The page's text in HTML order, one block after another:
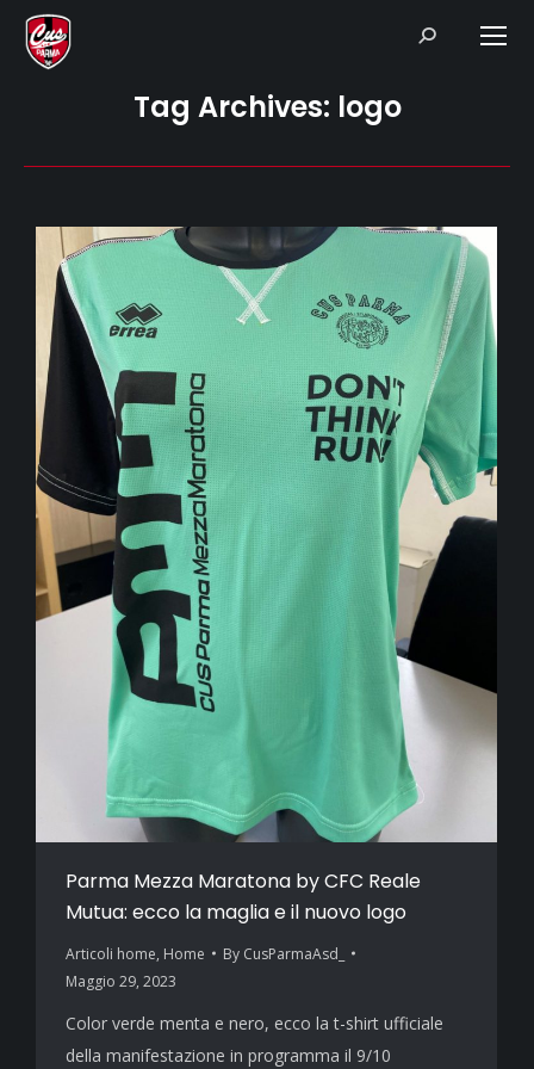
Search:
Tag Archives: logo
Parma Mezza Maratona by CFC Reale
Mutua: ecco la maglia e il nuovo logo
Articoli home, Home By CusParmaAsd_
Maggio 29, 2023
Color verde menta e nero, ecco la t-shirt ufficiale
della manifestazione in programma il 9/10